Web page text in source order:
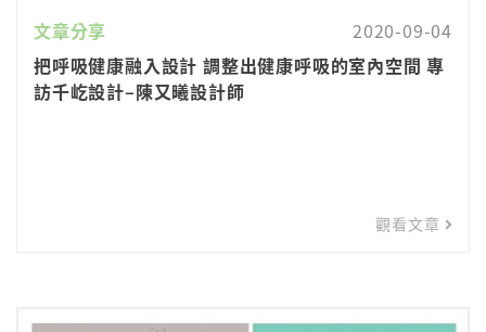
文章分享
2020-09-04
把呼吸健康融入設計 調整出健康呼吸的室內空間 專
訪千屹設計–陳又曦設計師
觀看文章